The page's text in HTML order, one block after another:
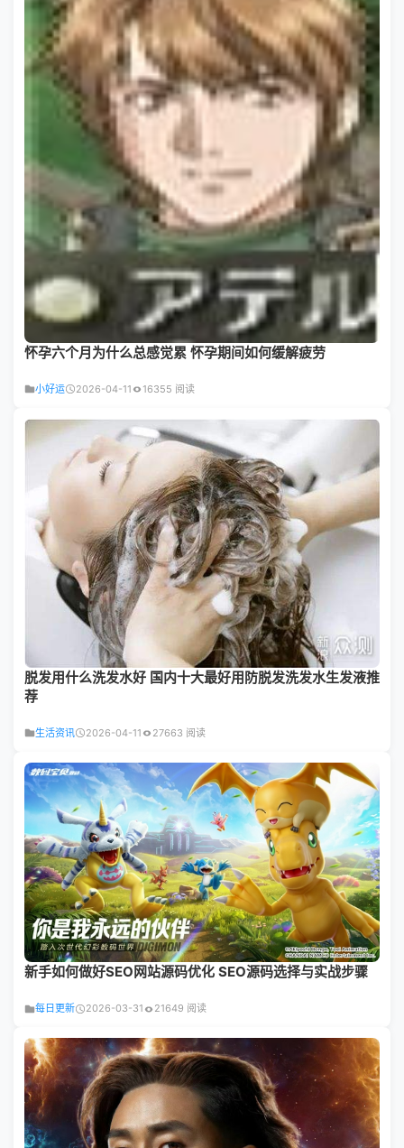
怀孕六个月为什么总感觉累 怀孕期间如何缓解疲劳
小好运 2026-04-11 16355 阅读
脱发用什么洗发水好 国内十大最好用防脱发洗发水生发液推
荐
生活资讯 2026-04-11 27663 阅读
新手如何做好SEO网站源码优化 SEO源码选择与实战步骤
每日更新 2026-03-31 21649 阅读